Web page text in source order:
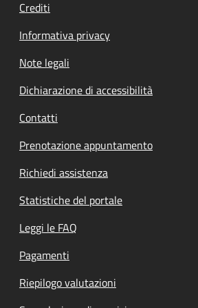
Crediti
Informativa privacy
Note legali
Dichiarazione di accessibilità
Contatti
Prenotazione appuntamento
Richiedi assistenza
Statistiche del portale
Leggi le FAQ
Pagamenti
Riepilogo valutazioni